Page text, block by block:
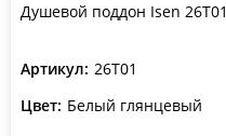
Душевой поддон Isen 26T01
Артикул: 26T01
Цвет: Белый глянцевый